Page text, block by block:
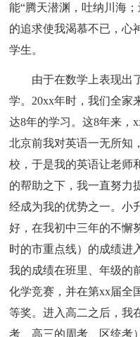
能“腾天潜渊，吐纳川海
的追求使我渴慕不已，心
学生。
由于在数学上表现出
学。20xx年时，我们全家
达8年的学习。这8年来，
北京前我对英语一无所知
校，于是我的英语让老师
的帮助之下，我一直努力
经成为我的优势之一。小
好，在我初中三年的不懈
时的市重点线）的成绩进
我的成绩在班里、年级的
化学竞赛，并在第xx届全
等奖。进入高二之后，我
考、高三的周考、区统考